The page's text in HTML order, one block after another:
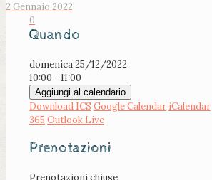
2 Gennaio 2022
0
Quando
domenica 25/12/2022
10:00 - 11:00
Aggiungi al calendario
Download ICS Google Calendar iCalendar
365 Outlook Live
Prenotazioni